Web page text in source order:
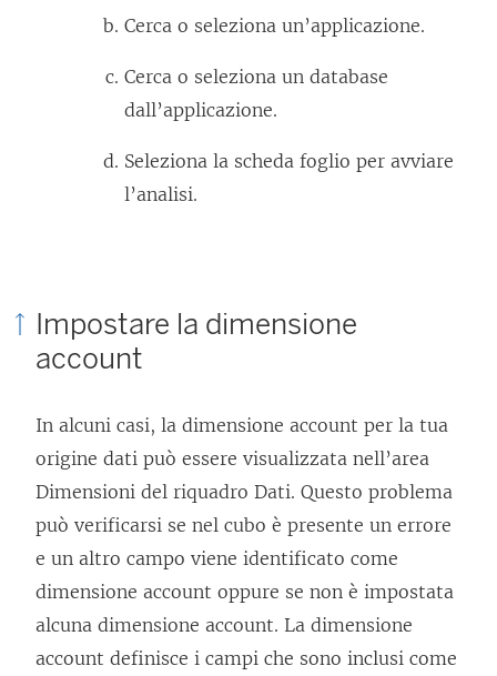
s
r
a
)
Cerca o seleziona un’applicazione.
Cerca o seleziona un database
dall’applicazione.
Seleziona la scheda foglio per avviare
l’analisi.
Impostare la dimensione
account
In alcuni casi, la dimensione account per la tua
origine dati può essere visualizzata nell’area
Dimensioni del riquadro Dati. Questo problema
può verificarsi se nel cubo è presente un errore
e un altro campo viene identificato come
dimensione account oppure se non è impostata
alcuna dimensione account. La dimensione
account definisce i campi che sono inclusi come